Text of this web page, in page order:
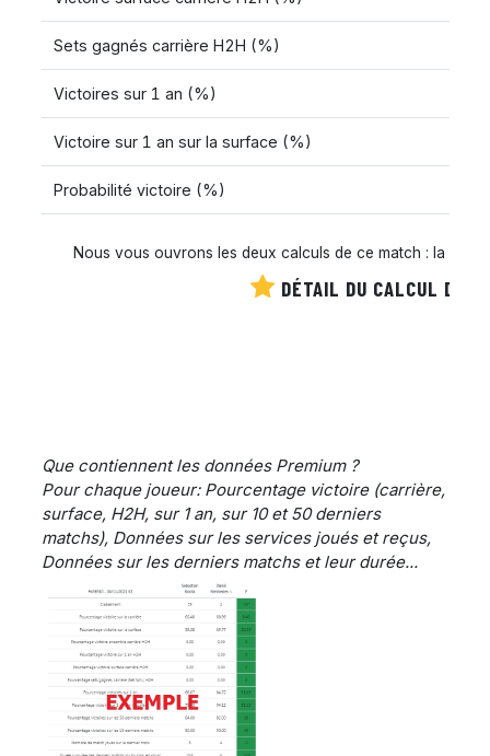
Sets gagnés carrière H2H (%)
Victoires sur 1 an (%)
Victoire sur 1 an sur la surface (%)
Probabilité victoire (%)
Nous vous ouvrons les deux calculs de ce match : la
DÉTAIL DU CALCUL DE
Que contiennent les données Premium ?
Pour chaque joueur: Pourcentage victoire (carrière,
surface, H2H, sur 1 an, sur 10 et 50 derniers
matchs), Données sur les services joués et reçus,
Données sur les derniers matchs et leur durée...